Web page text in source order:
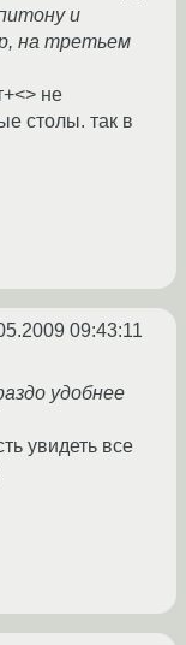
и
на третьем
не
столы. так в
09:43:11
удобнее
увидеть все